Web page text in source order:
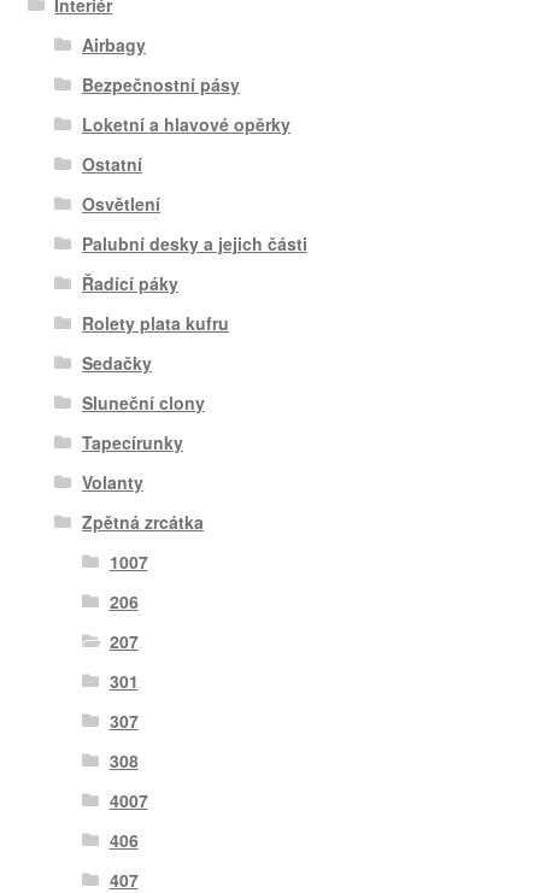
Airbagy
Bezpečnostní pásy
Loketní a hlavové opěrky
Ostatní
Osvětlení
Palubní desky a jejich části
Řadící páky
Rolety plata kufru
Sedačky
Sluneční clony
Tapecírunky
Volanty
Zpětná zrcátka
1007
206
207
301
307
308
4007
406
407